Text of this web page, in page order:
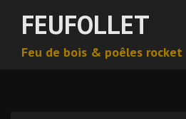
FEUFOLLET
Feu de bois & poêles rocket